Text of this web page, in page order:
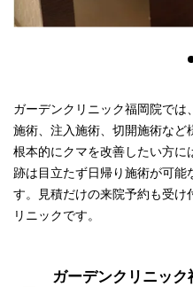
ガーデンクリニック福岡院で
施術、注入施術、切開施術など
根本的にクマを改善したい方
跡は目立たず日帰り施術が可能
す。見積だけの来院予約も受け
リニックです。
ガーデンクリニック